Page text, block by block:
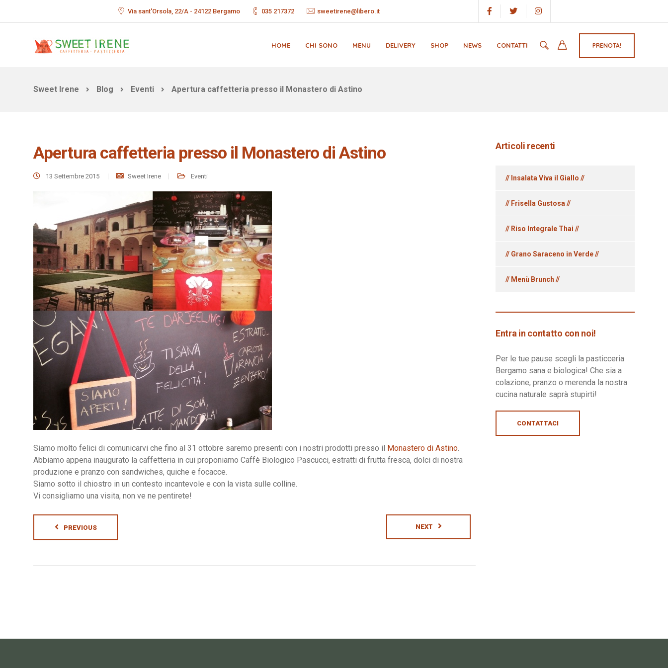
Via sant'Orsola, 22/A - 24122 Bergamo 035 217372 sweetirene@libero.it
HOME CHI SONO MENU DELIVERY SHOP NEWS CONTATTI PRENOTA!
Sweet Irene Blog Eventi Apertura caffetteria presso il Monastero di Astino
Apertura caffetteria presso il Monastero di Astino
13 Settembre 2015 Sweet Irene Eventi
Siamo molto felici di comunicarvi che fino al 31 ottobre saremo presenti con i nostri prodotti presso il Monastero di Astino.
Abbiamo appena inaugurato la caffetteria in cui proponiamo Caffè Biologico Pascucci, estratti di frutta fresca, dolci di nostra
produzione e pranzo con sandwiches, quiche e focacce.
Siamo sotto il chiostro in un contesto incantevole e con la vista sulle colline.
Vi consigliamo una visita, non ve ne pentirete!
PREVIOUS NEXT
Articoli recenti
// Insalata Viva il Giallo //
// Frisella Gustosa //
// Riso Integrale Thai //
// Grano Saraceno in Verde //
// Menù Brunch //
Entra in contatto con noi!
Per le tue pause scegli la pasticceria
Bergamo sana e biologica! Che sia a
colazione, pranzo o merenda la nostra
cucina naturale saprà stupirti!
CONTATTACI